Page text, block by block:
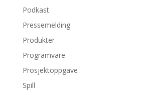
Podkast
Pressemelding
Produkter
Programvare
Prosjektoppgave
Spill